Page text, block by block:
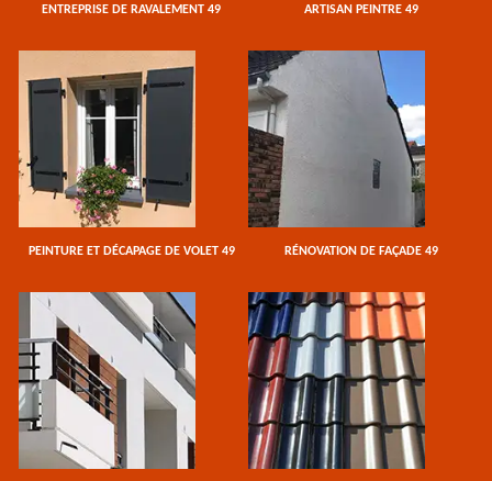
ENTREPRISE DE RAVALEMENT 49 ARTISAN PEINTRE 49
PEINTURE ET DÉCAPAGE DE VOLET 49 RÉNOVATION DE FAÇADE 49